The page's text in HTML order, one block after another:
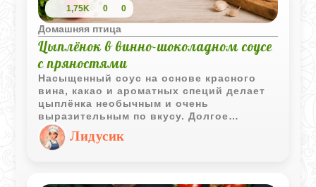
1,75K 0 0
Домашняя птица
Цыплёнок в винно-шоколадном соусе
с пряностями
Насыщенный соус на основе красного
вина, какао и ароматных специй делает
цыплёнка необычным и очень
выразительным по вкусу. Долгое
тушение придаёт мясу мягкость, а
пряности добавляют блюду глубокий и
согревающий аромат.
Лидусик